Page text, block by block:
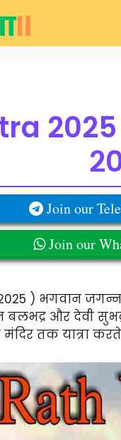
2025
Join our
Join our
2025 ) भगवान
और देवी
तक यात्रा करते